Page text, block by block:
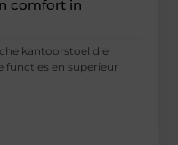
comfort in
kantoorstoel die
functies en superieur